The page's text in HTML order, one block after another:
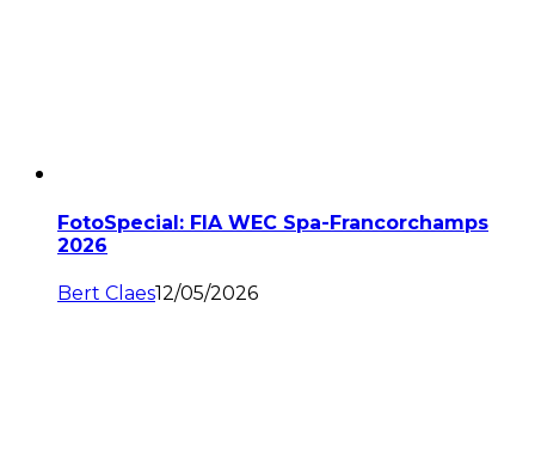
FotoSpecial: FIA WEC Spa-Francorchamps
2026
Bert Claes12/05/2026